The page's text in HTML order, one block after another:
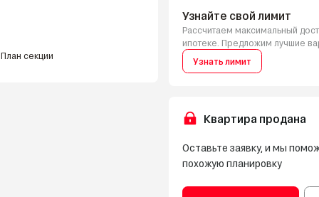
План секции
Узнайте свой лимит
Рассчитаем максимальный
ипотеке. Предложим лучшие
Узнать лимит
Квартира продана
Оставьте заявку, и мы
похожую планировку